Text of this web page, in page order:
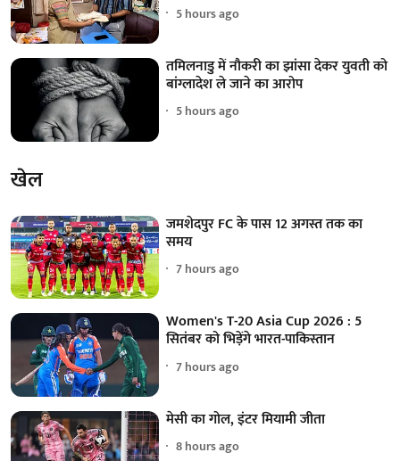
5 hours ago
तमिलनाडु में नौकरी का झांसा देकर युवती को
बांग्लादेश ले जाने का आरोप
5 hours ago
खेल
जमशेदपुर FC के पास 12 अगस्त तक का
समय
7 hours ago
Women's T-20 Asia Cup 2026 : 5
सितंबर को भिड़ेंगे भारत-पाकिस्तान
7 hours ago
मेसी का गोल, इंटर मियामी जीता
8 hours ago